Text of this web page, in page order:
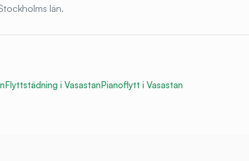
län.
Flyttstädning i VasastanPianoflytt i Vasastan